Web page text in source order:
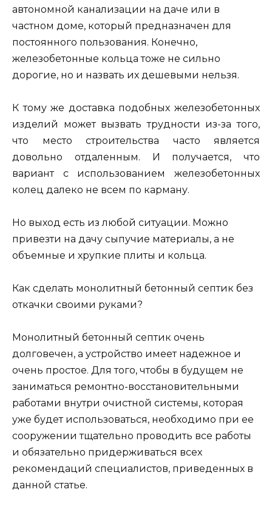
автономной канализации на даче или в
частном доме, который предназначен для
постоянного пользования. Конечно,
железобетонные кольца тоже не сильно
дорогие, но и назвать их дешевыми нельзя.
К тому же доставка подобных железобетонных
изделий может вызвать трудности из-за того,
что место строительства часто является
довольно отдаленным. И получается, что
вариант с использованием железобетонных
колец далеко не всем по карману.
Но выход есть из любой ситуации. Можно
привезти на дачу сыпучие материалы, а не
объемные и хрупкие плиты и кольца.
Как сделать монолитный бетонный септик без
откачки своими руками?
Монолитный бетонный септик очень
долговечен, а устройство имеет надежное и
очень простое. Для того, чтобы в будущем не
заниматься ремонтно-восстановительными
работами внутри очистной системы, которая
уже будет использоваться, необходимо при ее
сооружении тщательно проводить все работы
и обязательно придерживаться всех
рекомендаций специалистов, приведенных в
данной статье.